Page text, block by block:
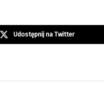
Udostępnij na Twitter